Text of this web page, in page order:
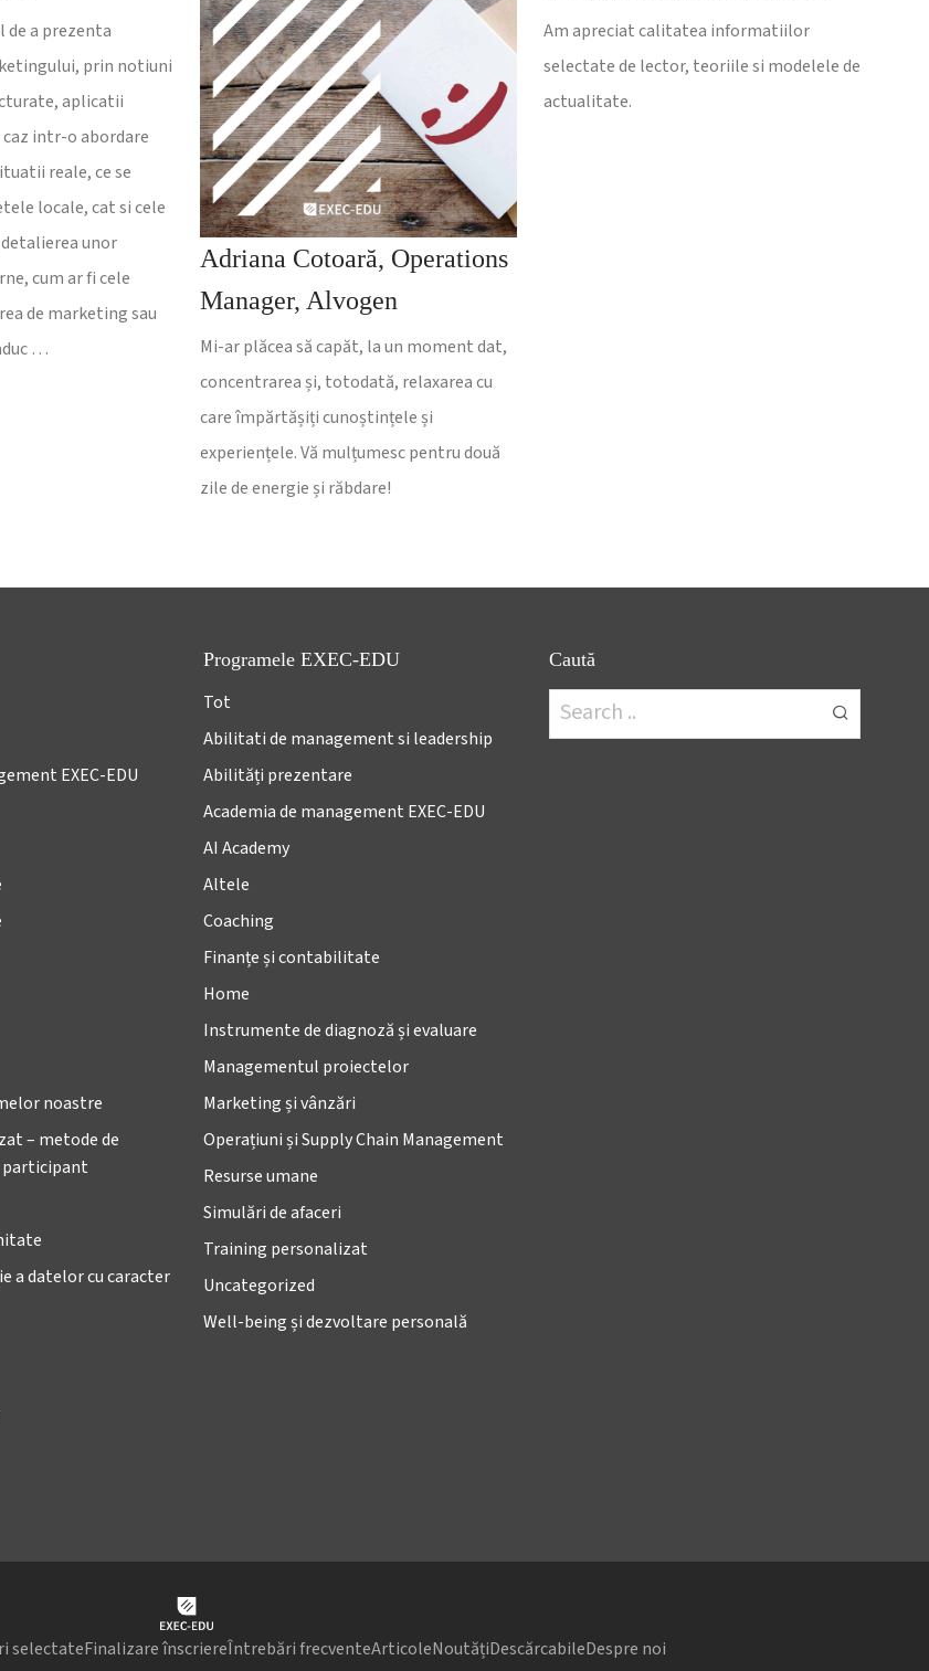
de a prezenta
prin notiuni
aplicatii
intr-o abordare
reale, ce se
locale, cat si cele
unor
cum ar fi cele
de marketing sau
…
Adriana Cotoară, Operations
Manager, Alvogen
Mi-ar plăcea să capăt, la un moment dat,
concentrarea și, totodată, relaxarea cu
care împărtășiți cunoștințele și
experiențele. Vă mulțumesc pentru două
zile de energie și răbdare!
Am apreciat calitatea informatiilor
selectate de lector, teoriile si modelele de
actualitate.
EXEC-EDU
noastre
– metode de
participant
a datelor cu caracter
Programele EXEC-EDU
Tot
Abilitati de management si leadership
Abilități prezentare
Academia de management EXEC-EDU
AI Academy
Altele
Coaching
Finanțe și contabilitate
Home
Instrumente de diagnoză și evaluare
Managementul proiectelor
Marketing și vânzări
Operațiuni și Supply Chain Management
Resurse umane
Simulări de afaceri
Training personalizat
Uncategorized
Well-being și dezvoltare personală
Caută
selectateFinalizare înscriereÎntrebări frecventeArticoleNoutățiDescărcabileDespre noi